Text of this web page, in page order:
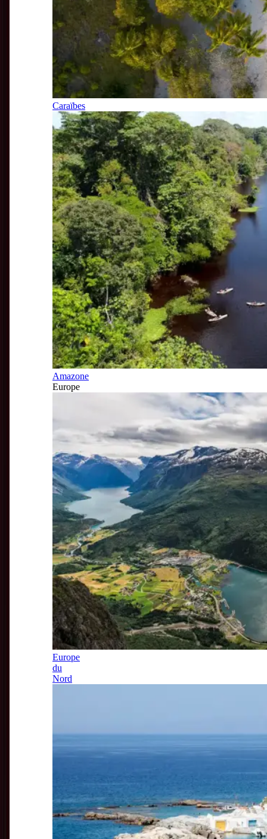
Caraïbes
Amazone
Europe
Europe
du
Nord